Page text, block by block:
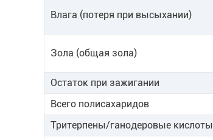
Влага (потеря при высыхании)
Зола (общая зола)
Остаток при зажигании
Всего полисахаридов
Тритерпены/ганодеровые кислоты